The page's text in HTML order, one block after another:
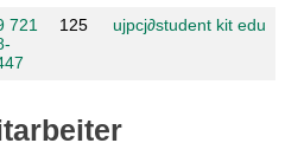
721
125 ujpcj∂student kit edu